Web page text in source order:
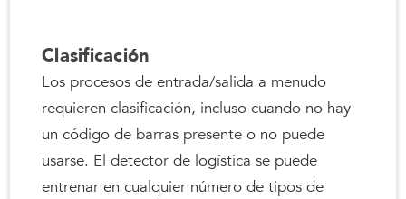
Clasificación
Los procesos de entrada/salida a menudo
requieren clasificación, incluso cuando no hay
un código de barras presente o no puede
usarse. El detector de logística se puede
entrenar en cualquier número de tipos de